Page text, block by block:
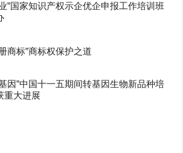
”国家知识产权示企优企申报工作培训班
商标”商标权保护之道
因”中国十一五期间转基因生物新品种培
重大进展